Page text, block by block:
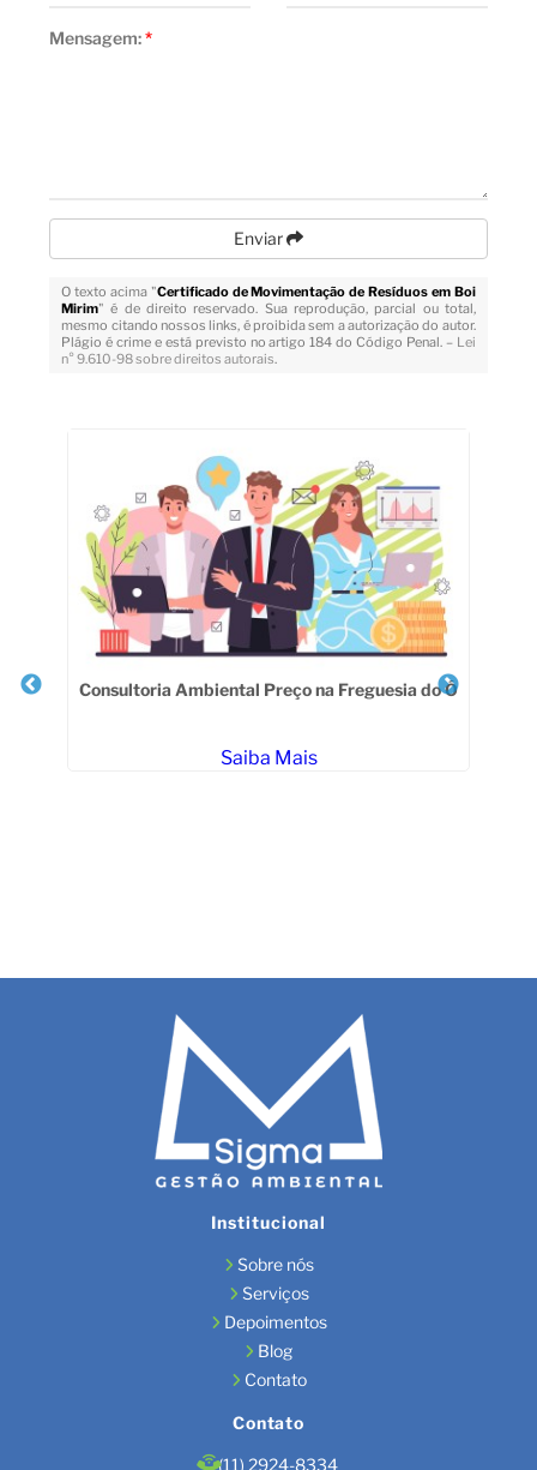
Mensagem:*
Enviar
O texto acima "Certificado de Movimentação de Resíduos em Boi
Mirim" é de direito reservado. Sua reprodução, parcial ou total,
mesmo citando nossos links, é proibida sem a autorização do autor.
Plágio é crime e está previsto no artigo 184 do Código Penal. – Lei
n° 9.610-98 sobre direitos autorais.
Consultoria Ambiental Preço na Freguesia do Ó
Saiba Mais
Institucional
Sobre nós
Serviços
Depoimentos
Blog
Contato
Contato
(11) 2924-8334